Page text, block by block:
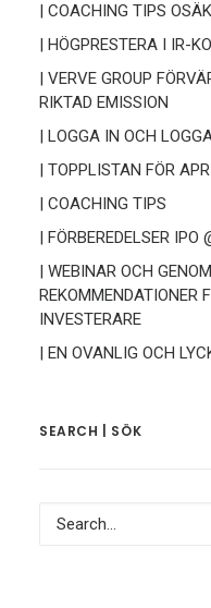
| COACHING TIPS
| HÖGPRESTERA I IR-
| VERVE GROUP
RIKTAD EMISSION
| LOGGA IN OCH
| TOPPLISTAN FÖR
| COACHING TIPS
| FÖRBEREDELSER IPO
| WEBINAR OCH
REKOMMENDATIONER
INVESTERARE
| EN OVANLIG OCH
SEARCH | SÖK